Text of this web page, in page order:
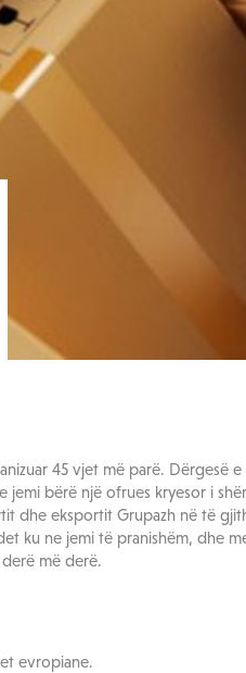
45 vjet më parë. Dërgesë
jemi bërë një ofrues kryesor i
dhe eksportit Grupazh në të
ku ne jemi të pranishëm, dhe
më derë.
evropiane.